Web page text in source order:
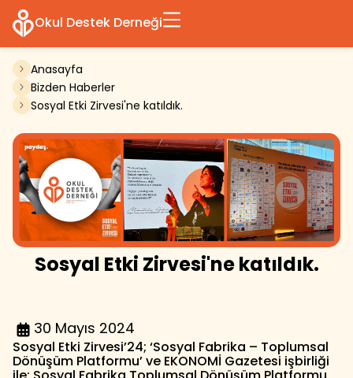
Okul Destek Derneği
Anasayfa
Bizden Haberler
Sosyal Etki Zirvesi'ne katıldık.
Sosyal Etki Zirvesi'ne katıldık.
30 Mayıs 2024
Sosyal Etki Zirvesi’24; ‘Sosyal Fabrika – Toplumsal
Dönüşüm Platformu’ ve EKONOMİ Gazetesi işbirliği